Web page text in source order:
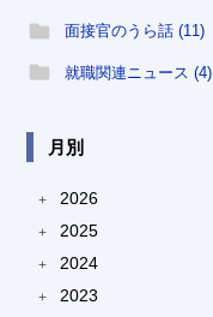
面接官のうら話 (11)
就職関連ニュース (4)
月別
+ 2026
+ 2025
+ 2024
+ 2023